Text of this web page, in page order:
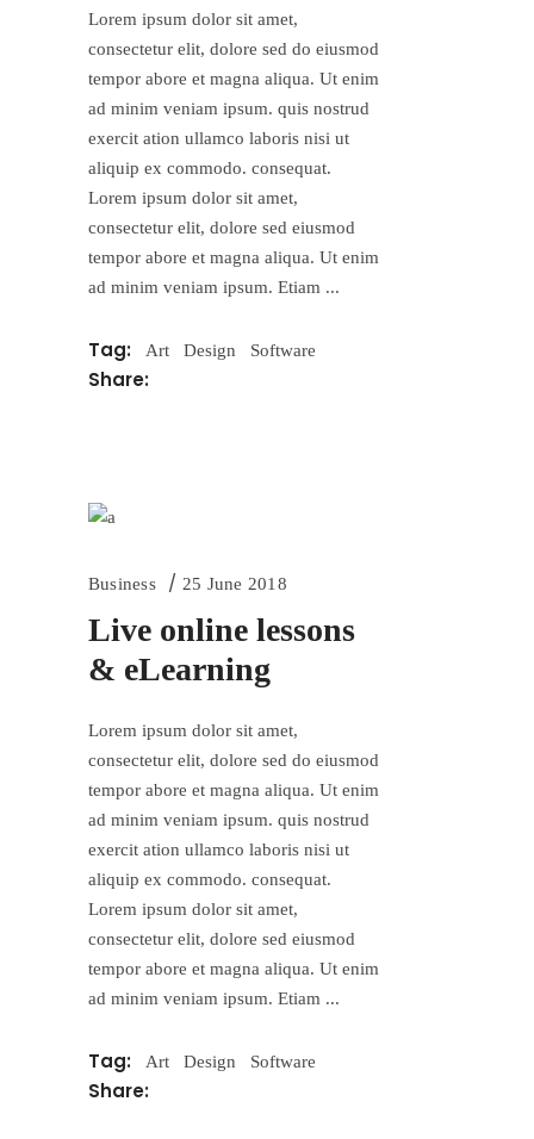
Lorem ipsum dolor sit amet,
consectetur elit, dolore sed do eiusmod
tempor abore et magna aliqua. Ut enim
ad minim veniam ipsum. quis nostrud
exercit ation ullamco laboris nisi ut
aliquip ex commodo. consequat.
Lorem ipsum dolor sit amet,
consectetur elit, dolore sed eiusmod
tempor abore et magna aliqua. Ut enim
ad minim veniam ipsum. Etiam
Tag: Art Design Software
Share:
Business 25 June 2018
Live online lessons
& eLearning
Lorem ipsum dolor sit amet,
consectetur elit, dolore sed do eiusmod
tempor abore et magna aliqua. Ut enim
ad minim veniam ipsum. quis nostrud
exercit ation ullamco laboris nisi ut
aliquip ex commodo. consequat.
Lorem ipsum dolor sit amet,
consectetur elit, dolore sed eiusmod
tempor abore et magna aliqua. Ut enim
ad minim veniam ipsum. Etiam
Tag: Art Design Software
Share: